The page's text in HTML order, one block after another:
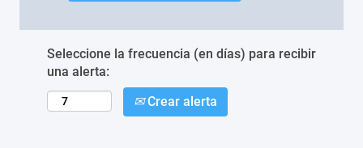
Seleccione la frecuencia (en días) para recibir
una alerta:
Crear alerta